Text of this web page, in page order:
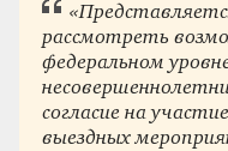
рассмотреть
федеральном
согласие на
выездных